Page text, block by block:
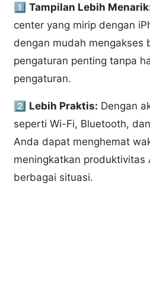
1️⃣Tampilan Lebih
center yang mirip dengan
dengan mudah mengakses
pengaturan penting tanpa
pengaturan.
2️⃣ Lebih Praktis: Dengan
seperti Wi-Fi, Bluetooth,
Anda dapat menghemat
meningkatkan produktivitas
berbagai situasi.